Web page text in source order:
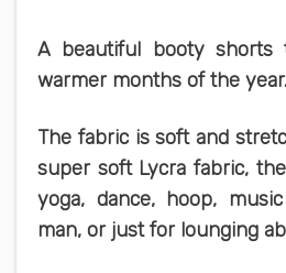
A beautiful booty shorts
warmer months of the year.
The fabric is soft and
super soft Lycra fabric,
yoga, dance, hoop,
man, or just for lounging